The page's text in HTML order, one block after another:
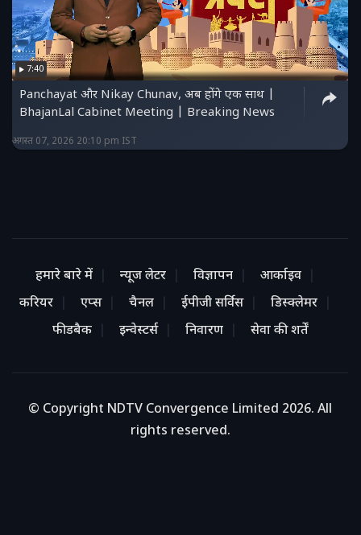
7:40
Panchayat और Nikay Chunav, अब होंगे एक साथ |
BhajanLal Cabinet Meeting | Breaking News
अगस्त 07, 2026 20:10 pm IST
हमारे बारे में न्यूज लेटर विज्ञापन
आर्काइव
करियर
एप्स चैनल ईपीजी सर्विस
डिस्क्लेमर
फीडबैक
इन्वेस्टर्स निवारण सेवा की शर्तें
© Copyright NDTV Convergence Limited 2026. All
rights reserved.